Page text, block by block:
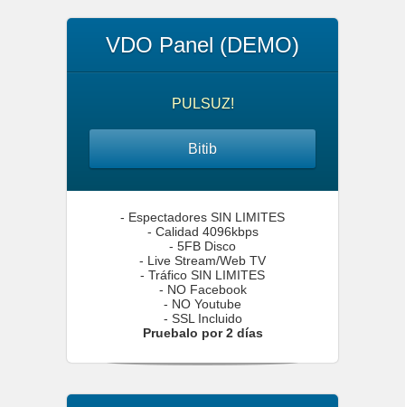
VDO Panel (DEMO)
PULSUZ!
Bitib
- Espectadores SIN LIMITES
- Calidad 4096kbps
- 5FB Disco
- Live Stream/Web TV
- Tráfico SIN LIMITES
- NO Facebook
- NO Youtube
- SSL Incluido
Pruebalo por 2 días